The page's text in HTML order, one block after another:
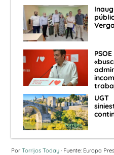
Por Torrijos Today · Fuente: Europa